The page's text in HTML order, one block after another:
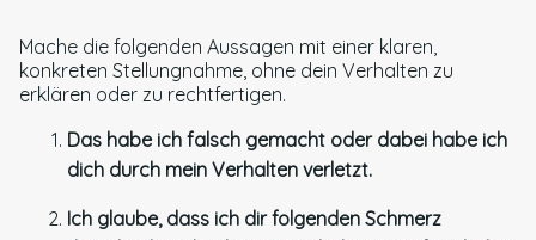
Mache die folgenden Aussagen mit einer klaren,
konkreten Stellungnahme, ohne dein Verhalten zu
erklären oder zu rechtfertigen.
Das habe ich falsch gemacht oder dabei habe ich
dich durch mein Verhalten verletzt.
Ich glaube, dass ich dir folgenden Schmerz